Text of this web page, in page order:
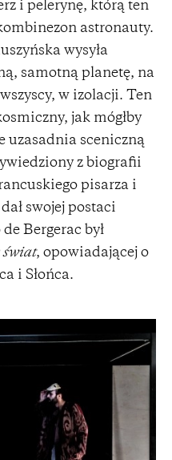
i pelerynę, którą ten
astronauty.
wysyła
samotną planetę, na
w izolacji. Ten
jak mógłby
uzasadnia sceniczną
z biografii
pisarza i
swojej postaci
Bergerac był
świat, opowiadającej o
i Słońca.